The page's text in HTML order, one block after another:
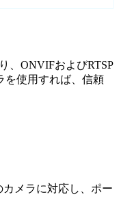
、ONVIFおよびRTSP
を使用すれば、信頼
メラに対応し、ポー